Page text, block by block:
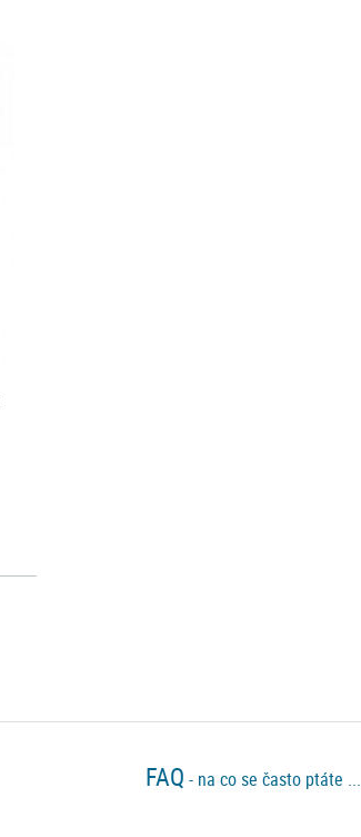
FAQ - na co se často ptáte ...